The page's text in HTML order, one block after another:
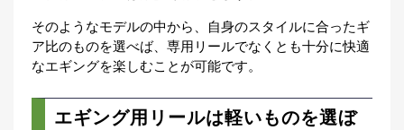
そのようなモデルの中から、自身のスタイルに合ったギ
ア比のものを選べば、専用リールでなくとも十分に快適
なエギングを楽しむことが可能です。
エギング用リールは軽いものを選ぼ